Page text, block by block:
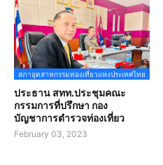
สภาอุตสาหกรรมท่องเที่ยวแห่งประเทศไทย
ประธาน สทท.ประชุมคณะ
กรรมการที่ปรึกษา กอง
บัญชาการตำรวจท่องเที่ยว
February 03, 2023